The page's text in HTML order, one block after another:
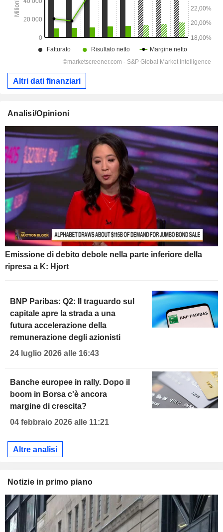
Altri dati finanziari
Analisi/Opinioni
Emissione di debito debole nella parte inferiore della
ripresa a K: Hjort
BNP Paribas: Q2: Il traguardo sul
capitale apre la strada a una
futura accelerazione della
remunerazione degli azionisti
24 luglio 2026 alle 16:43
Banche europee in rally. Dopo il
boom in Borsa c'è ancora
margine di crescita?
04 febbraio 2026 alle 11:21
Altre analisi
Notizie in primo piano